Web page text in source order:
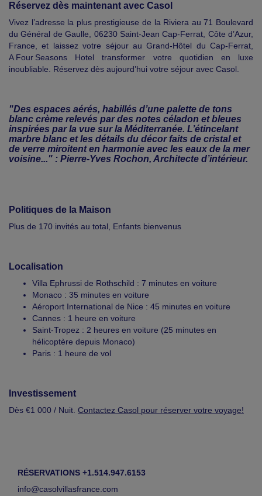
Réservez dès maintenant avec Casol
Vivez l’adresse la plus prestigieuse de la Riviera au 71 Boulevard
du Général de Gaulle, 06230 Saint-Jean Cap-Ferrat, Côte d’Azur,
France, et laissez votre séjour au Grand‑Hôtel du Cap‑Ferrat,
A Four Seasons Hotel transformer votre quotidien en luxe
inoubliable. Réservez dès aujourd’hui votre séjour avec Casol.
"Des espaces aérés, habillés d’une palette de tons
blanc crème relevés par des notes céladon et bleues
inspirées par la vue sur la Méditerranée. L’étincelant
marbre blanc et les détails du décor faits de cristal et
de verre miroitent en harmonie avec les eaux de la mer
voisine..." : Pierre-Yves Rochon, Architecte d’intérieur.
Politiques de la Maison
Plus de 170 invités au total, Enfants bienvenus
Localisation
Villa Ephrussi de Rothschild : 7 minutes en voiture
Monaco : 35 minutes en voiture
Aéroport International de Nice : 45 minutes en voiture
Cannes : 1 heure en voiture
Saint-Tropez : 2 heures en voiture (25 minutes en
hélicoptère depuis Monaco)
Paris : 1 heure de vol
Investissement
Dès €1 000 / Nuit. Contactez Casol pour réserver votre voyage!
RÉSERVATIONS +1.514.947.6153
info@casolvillasfrance.com